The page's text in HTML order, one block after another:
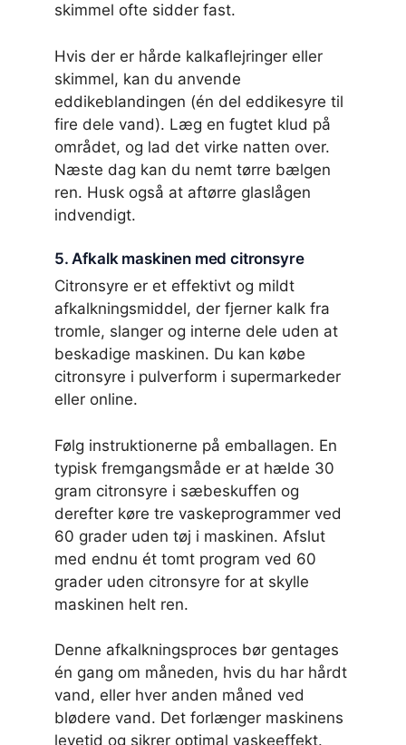
skimmel ofte sidder fast.
Hvis der er hårde kalkaflejringer eller
skimmel, kan du anvende
eddikeblandingen (én del eddikesyre til
fire dele vand). Læg en fugtet klud på
området, og lad det virke natten over.
Næste dag kan du nemt tørre bælgen
ren. Husk også at aftørre glaslågen
indvendigt.
5. Afkalk maskinen med citronsyre
Citronsyre er et effektivt og mildt
afkalkningsmiddel, der fjerner kalk fra
tromle, slanger og interne dele uden at
beskadige maskinen. Du kan købe
citronsyre i pulverform i supermarkeder
eller online.
Følg instruktionerne på emballagen. En
typisk fremgangsmåde er at hælde 30
gram citronsyre i sæbeskuffen og
derefter køre tre vaskeprogrammer ved
60 grader uden tøj i maskinen. Afslut
med endnu ét tomt program ved 60
grader uden citronsyre for at skylle
maskinen helt ren.
Denne afkalkningsproces bør gentages
én gang om måneden, hvis du har hårdt
vand, eller hver anden måned ved
blødere vand. Det forlænger maskinens
levetid og sikrer optimal vaskeeffekt.